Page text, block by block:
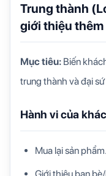
Trung thành
giới thiệu
Mục tiêu: Biến
trung thành và đại
Hành vi của
Mua lại sản phẩm.
Giới thiệu bạn